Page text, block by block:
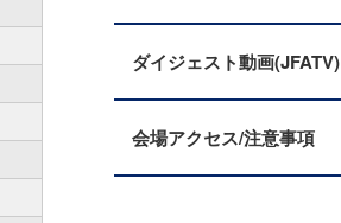
ダイジェスト動画(JFATV)
会場アクセス/注意事項